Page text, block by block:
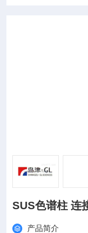
SUS色谱柱 连
产品简介